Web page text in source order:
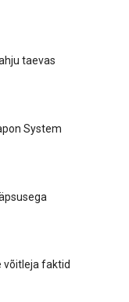
taevas
System
võitleja faktid